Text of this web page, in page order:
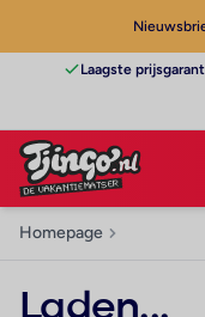
Laagste
Homepage
Laden...